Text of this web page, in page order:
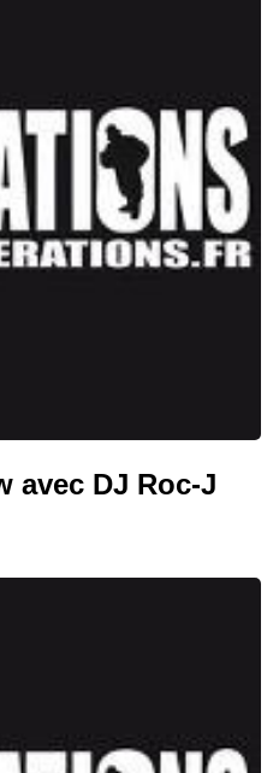
avec DJ Roc-J